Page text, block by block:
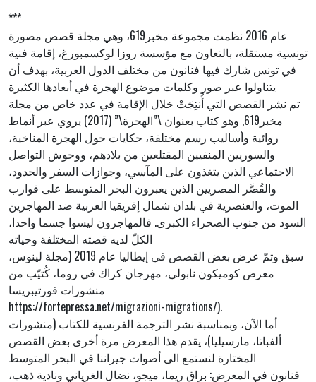
***
عام 2016 نظمت مجموعة مخبر619، وهي مجلة قصص مصورة
تونسية مستقلة، بالتعاون مع مؤسسة روزا لوكسمبورغ، إقامة فنية
في تونس شارك فيها فنانون من مختلف الدول العربية، بهدف أن
يتناولوا عبر صور وكلمات موضوع الهجرة في أبعادها الكثيرة
تم نشر القصص التي أُنتِجَتْ خلال الإقامة في عدد خاص من مجلة
مخبر619, وهو كتاب بعنوان \”الهجرة\” (2017) يروي عبر أنماط
روائية وأساليب رسم مختلفة، حكايات حول الهجرة المناخية،
والسوريين المنفيين المقتلعين من بلادهم، ووحوش التواصل
الاجتماعي الذين يتغذون على المآسي، وجوازات السفر والحدود،
والقُصَّر المصريين الذين يعبرون البحر المتوسط على قوارب
الموت، والعنصرية في بلدان شمال إفريقيا العربية ضد المهاجرين
السود من جنوب الصحراء الكبرى. فالمهاجرون ليسوا جسما واحدا،
الكلّ لديه قصته المختلفة وحياته
سبق وتمّ عرض بعض القصص في إيطاليا عام 2019 (مجلة لينوس،
معرض كوميكون نابولي، مهرجان كراك في روما، كُتيّب من
منشورات فورتيبريسا
https://fortepressa.net/migrazioni-migrations/).
أما الآن، وبمناسبة نشر الترجمة الفرنسية للكتاب (منشورات
ألفباتا، مارسيليا)، يقدم هذا المعرض مرة أخرى بعض القصص
المختارة لنستمع الى أصوات جيراننا في البحر المتوسط
فنانون في المعرض: براق ريما، ميجو، نضال الغرياني ونادية ذهب،